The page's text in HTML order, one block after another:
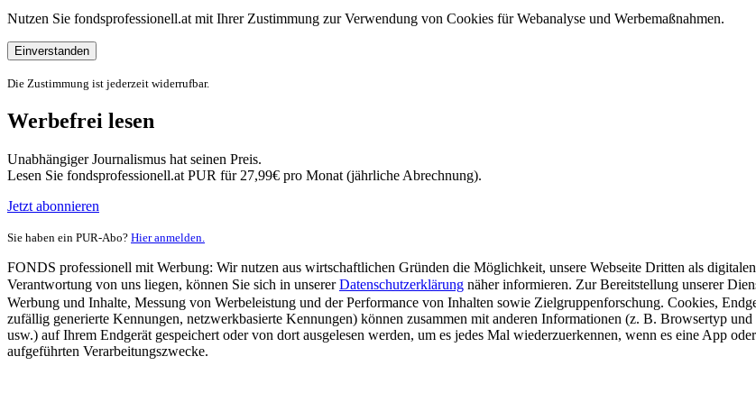
Nutzen Sie fondsprofessionell.at mit Ihrer Zustimmung zur Verwendung von Cookies für Webanalyse und Werbemaßnahmen.
Einverstanden
Die Zustimmung ist jederzeit widerrufbar.
Werbefrei lesen
Unabhängiger Journalismus hat seinen Preis.
Lesen Sie fondsprofessionell.at PUR für 27,99€ pro Monat (jährliche Abrechnung).
Jetzt abonnieren
Sie haben ein PUR-Abo? Hier anmelden.
FONDS professionell mit Werbung: Wir nutzen aus wirtschaftlichen Gründen die Möglichkeit, unsere Webseite Dritten als
Verantwortung von uns liegen, können Sie sich in unsererDatenschutzerklärung näher informieren. Zur Bereitstellung unserer
Werbung und Inhalte, Messung von Werbeleistung und der Performance von Inhalten sowie Zielgruppenforschung. Cookies,
zufällig generierte Kennungen, netzwerkbasierte Kennungen) können zusammen mit anderen Informationen (z. B. Browsertyp
usw.) auf Ihrem Endgerät gespeichert oder von dort ausgelesen werden, um es jedes Mal wiederzuerkennen, wenn es eine App
aufgeführten Verarbeitungszwecke.